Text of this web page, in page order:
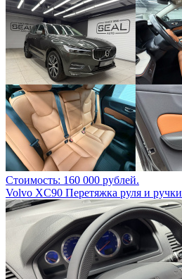
Стоимость: 160 000 рублей.
Volvo XC90 Перетяжка руля и ручки